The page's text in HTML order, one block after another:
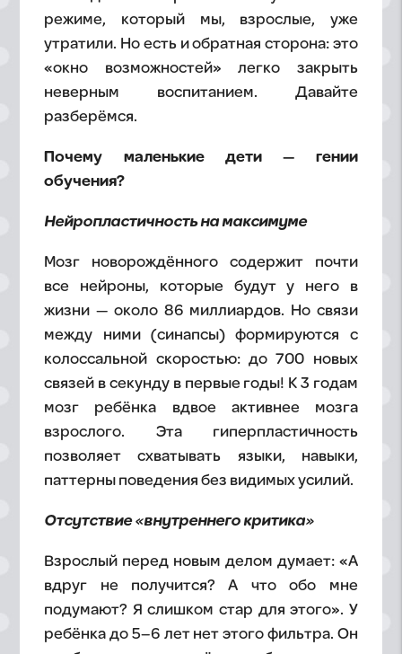
режиме, который мы, взрослые, уже
утратили. Но есть и обратная сторона: это
«окно возможностей» легко закрыть
неверным воспитанием. Давайте
разберёмся.
Почему маленькие дети — гении
обучения?
Нейропластичность на максимуме
Мозг новорождённого содержит почти
все нейроны, которые будут у него в
жизни — около 86 миллиардов. Но связи
между ними (синапсы) формируются с
колоссальной скоростью: до 700 новых
связей в секунду в первые годы! К 3 годам
мозг ребёнка вдвое активнее мозга
взрослого. Эта гиперпластичность
позволяет схватывать языки, навыки,
паттерны поведения без видимых усилий.
Отсутствие «внутреннего критика»
Взрослый перед новым делом думает: «А
вдруг не получится? А что обо мне
подумают? Я слишком стар для этого». У
ребёнка до 5–6 лет нет этого фильтра. Он